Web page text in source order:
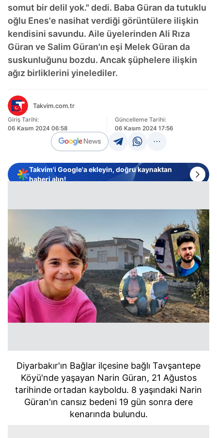
somut bir delil yok." dedi. Baba Güran da tutuklu
oğlu Enes'e nasihat verdiği görüntülere ilişkin
kendisini savundu. Aile üyelerinden Ali Rıza
Güran ve Salim Güran'ın eşi Melek Güran da
suskunluğunu bozdu. Ancak şüphelere ilişkin
ağız birliklerini yinelediler.
Takvim.com.tr
Giriş Tarihi:
06 Kasım 2024 06:58
Güncelleme Tarihi:
06 Kasım 2024 17:56
Takvim'i Google'a ekleyin, doğru kaynaktan
haberi alın!
Diyarbakır'ın Bağlar ilçesine bağlı Tavşantepe
Köyü'nde yaşayan Narin Güran, 21 Ağustos
tarihinde ortadan kayboldu. 8 yaşındaki Narin
Güran'ın cansız bedeni 19 gün sonra dere
kenarında bulundu.